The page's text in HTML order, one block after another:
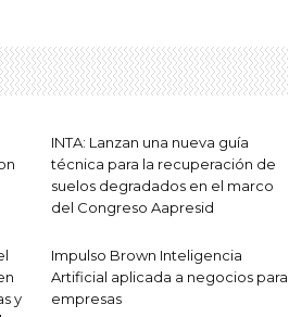
INTA: Lanzan una nueva guía
técnica para la recuperación de
suelos degradados en el marco
del Congreso Aapresid
y
Impulso Brown Inteligencia
Artificial aplicada a negocios para
empresas